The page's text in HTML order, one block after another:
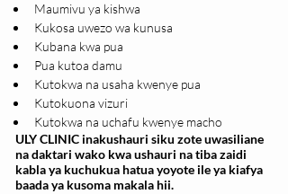
Maumivu ya kishwa
Kukosa uwezo wa kunusa
Kubana kwa pua
Pua kutoa damu
Kutokwa na usaha kwenye pua
Kutokuona vizuri
Kutokwa na uchafu kwenye macho
ULY CLINIC inakushauri siku zote uwasiliane
na daktari wako kwa ushauri na tiba zaidi
kabla ya kuchukua hatua yoyote ile ya kiafya
baada ya kusoma makala hii.